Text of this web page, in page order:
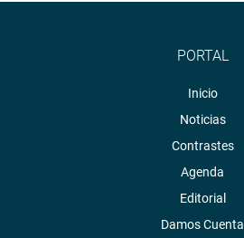
PORTAL
Inicio
Noticias
Contrastes
Agenda
Editorial
Damos Cuenta